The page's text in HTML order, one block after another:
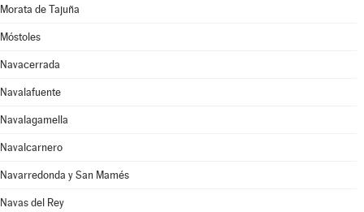
Morata de Tajuña
Móstoles
Navacerrada
Navalafuente
Navalagamella
Navalcarnero
Navarredonda y San Mamés
Navas del Rey